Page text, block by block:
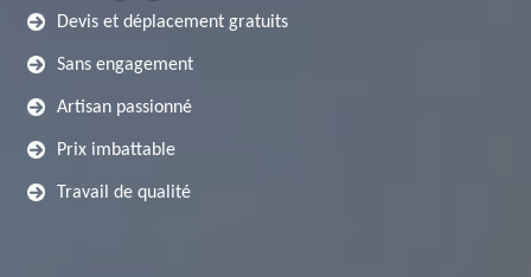
Devis et déplacement gratuits
Sans engagement
Artisan passionné
Prix imbattable
Travail de qualité